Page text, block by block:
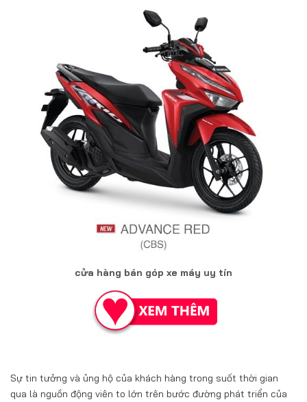
cửa hàng bán góp xe máy uy tín
Sự tin tưởng và ủng hộ của khách hàng trong suốt thời gian
qua là nguồn động viên to lớn trên bước đường phát triển của